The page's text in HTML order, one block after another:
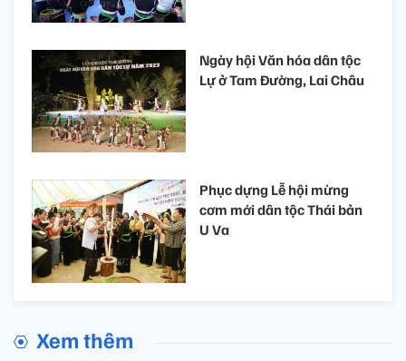
Ngày hội Văn hóa dân tộc
Lự ở Tam Đường, Lai Châu
Phục dựng Lễ hội mừng
cơm mới dân tộc Thái bản
U Va
Xem thêm